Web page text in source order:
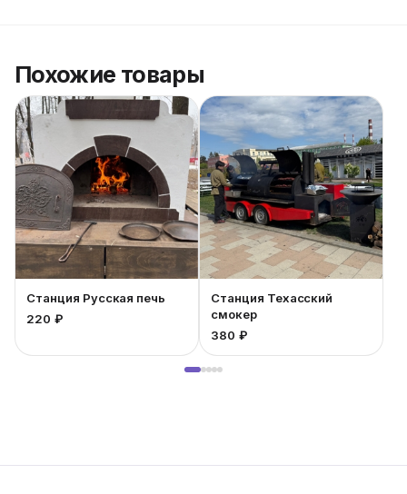
Похожие товары
Станция Русская печь
220 ₽
Станция Техасский
смокер
380 ₽